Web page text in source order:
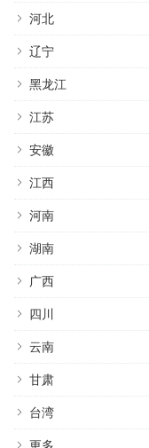
河北
辽宁
黑龙江
江苏
安徽
江西
河南
湖南
广西
四川
云南
甘肃
台湾